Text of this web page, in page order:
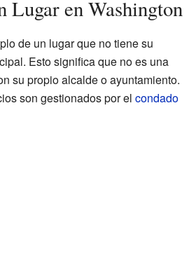
Lugar en Washington
de un lugar que no tiene su
Esto significa que no es una
su propio alcalde o ayuntamiento.
son gestionados por el condado